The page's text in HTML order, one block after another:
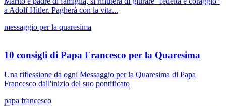
a Adolf Hitler. Pagherà con la vita...
messaggio per la quaresima
10 consigli di Papa Francesco per la Quaresima
Una riflessione da ogni Messaggio per la Quaresima di Papa
Francesco dall'inizio del suo pontificato
papa francesco